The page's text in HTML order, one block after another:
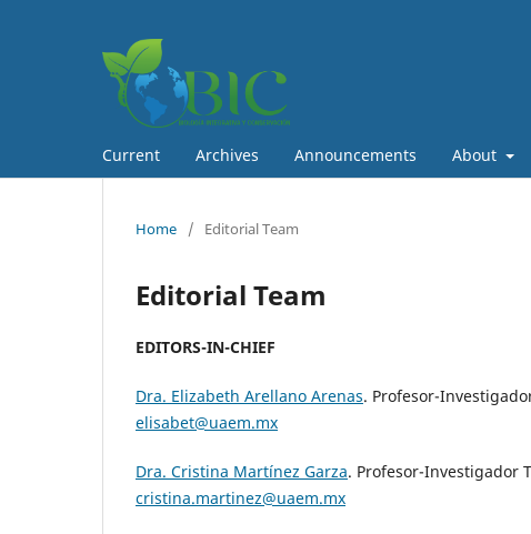
Current Archives Announcements About
Home / Editorial Team
Editorial Team
EDITORS-IN-CHIEF
Dra. Elizabeth Arellano Arenas. Profesor-
elisabet@uaem.mx
Dra. Cristina Martínez Garza. Profesor-Investigador
cristina.martinez@uaem.mx